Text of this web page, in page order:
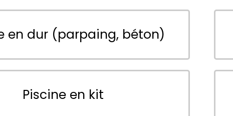
en dur (parpaing, béton)
Piscine en kit